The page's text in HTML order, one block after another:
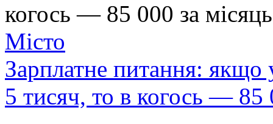
Місто
Зарплатне питання:
5 тисяч, то в когось — 85